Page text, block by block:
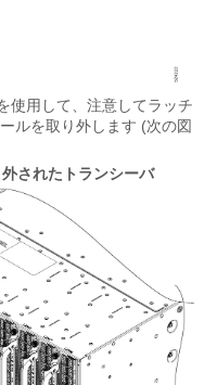
使用して、注意してラッチ
ルを取り外します (次の図
されたトランシーバ